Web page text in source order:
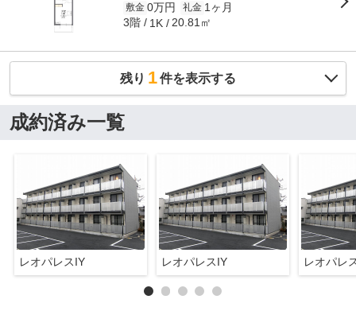
敷金 0万円 礼金 1ヶ月
3階 1K 20.81㎡
残り 1件を表示する
成約済み一覧
レオパレスIY レオパレスIY レオパレ